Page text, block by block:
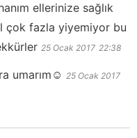
ellerinize sağlık
çok fazla yiyemiyor bu
25 Ocak 2017 22:38
umarım☺️ 25 Ocak 2017